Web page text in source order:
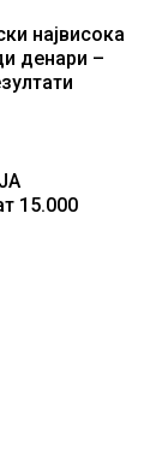
највисока
денари –
15.000